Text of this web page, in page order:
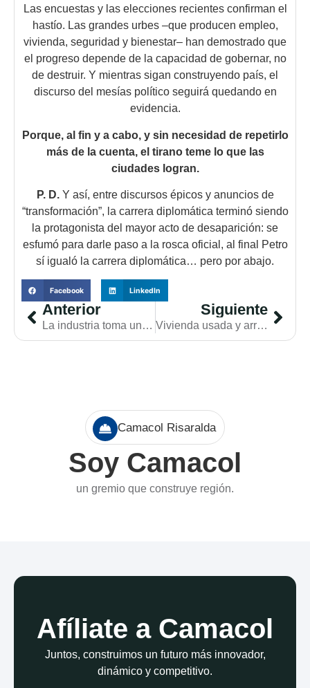
Las encuestas y las elecciones recientes confirman el
hastío. Las grandes urbes –que producen empleo,
vivienda, seguridad y bienestar– han demostrado que
el progreso depende de la capacidad de gobernar, no
de destruir. Y mientras sigan construyendo país, el
discurso del mesías político seguirá quedando en
evidencia.
Porque, al fin y a cabo, y sin necesidad de repetirlo
más de la cuenta, el tirano teme lo que las
ciudades logran.
P. D.Y así, entre discursos épicos y anuncios de
“transformación”, la carrera diplomática terminó siendo
la protagonista del mayor acto de desaparición: se
esfumó para darle paso a la rosca oficial, al final Petro
sí igualó la carrera diplomática… pero por abajo.
Facebook LinkedIn
Anterior
La industria toma un nuevo aire y muestra un dinamismo renovado. ¿Cesó la horrible noche?
Siguiente
Vivienda usada y arriendos representan más del 70% de la demanda inmobiliaria en Colombia
Camacol Risaralda
Soy Camacol
un gremio que construye región.
Afíliate a Camacol
Juntos, construimos un futuro más innovador,
dinámico y competitivo.